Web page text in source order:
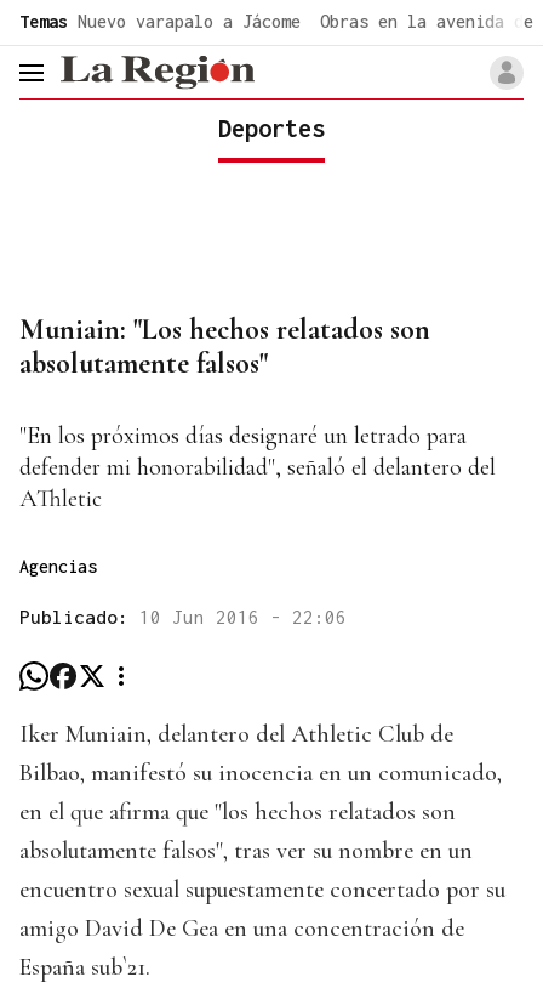
Temas Nuevo varapalo a Jácome Obras en la avenida de
header.menu.open
Deportes
Muniain: "Los hechos relatados son
absolutamente falsos"
"En los próximos días designaré un letrado para
defender mi honorabilidad", señaló el delantero del
AThletic
Agencias
Publicado: 10 Jun 2016 - 22:06
Iker Muniain, delantero del Athletic Club de
Bilbao, manifestó su inocencia en un comunicado,
en el que afirma que "los hechos relatados son
absolutamente falsos", tras ver su nombre en un
encuentro sexual supuestamente concertado por su
amigo David De Gea en una concentración de
España sub`21.